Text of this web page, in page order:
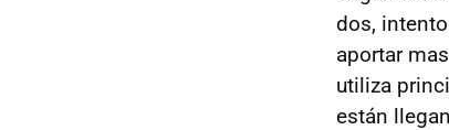
dos,
aportar
utiliza
están